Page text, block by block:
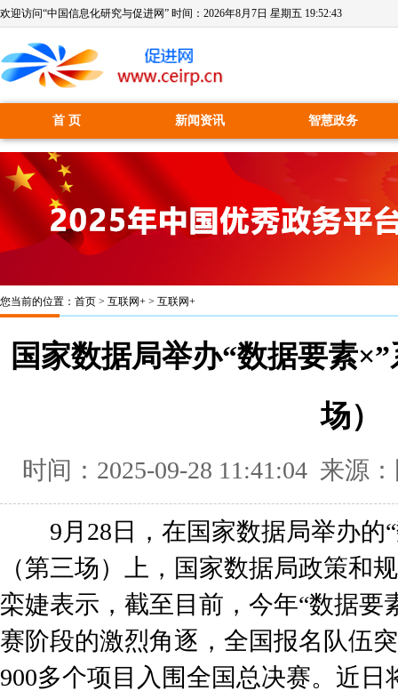
欢迎访问“中国信息化研究与促进网” 时间： 2026年8月7日 星期五 19:52:44
首 页 新闻资讯 智慧政务
您当前的位置： 首页 > 互联网+ > 互联网+
国家数据局举办“数据要素
场）
时间：2025-09-28 11:41:04 来源
9月28日，在国家数据局举办的“
（第三场）上，国家数据局政策和
栾婕表示，截至目前，今年“数据要
赛阶段的激烈角逐，全国报名队伍
900多个项目入围全国总决赛。近